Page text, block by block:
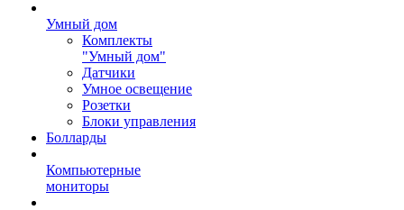
Умный дом
Комплекты
"Умный дом"
Датчики
Умное освещение
Розетки
Блоки управления
Болларды
Компьютерные
мониторы